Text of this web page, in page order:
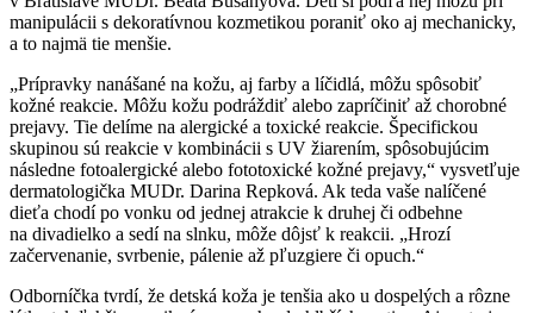
manipulácii s dekoratívnou kozmetikou poraniť oko aj mechanicky,
a to najmä tie menšie.
„Prípravky nanášané na kožu, aj farby a líčidlá, môžu spôsobiť
kožné reakcie. Môžu kožu podráždiť alebo zapríčiniť až chorobné
prejavy. Tie delíme na alergické a toxické reakcie. Špecifickou
skupinou sú reakcie v kombinácii s UV žiarením, spôsobujúcim
následne fotoalergické alebo fototoxické kožné prejavy,“ vysvetľuje
dermatologička MUDr. Darina Repková. Ak teda vaše nalíčené
dieťa chodí po vonku od jednej atrakcie k druhej či odbehne
na divadielko a sedí na slnku, môže dôjsť k reakcii. „Hrozí
začervenanie, svrbenie, pálenie až pľuzgiere či opuch.“
Odborníčka tvrdí, že detská koža je tenšia ako u dospelých a rôzne